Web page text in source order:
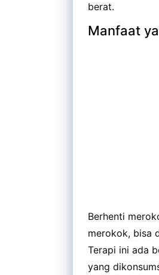
berat.
Manfaat
Berhenti
merokok, bisa
Terapi ini ada
yang